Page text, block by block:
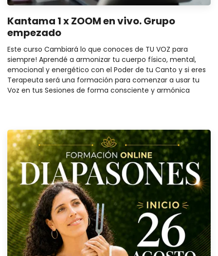
Kantama 1 x ZOOM en vivo. Grupo
empezado
Este curso Cambiará lo que conoces de TU VOZ para
siempre! Aprendé a armonizar tu cuerpo físico, mental,
emocional y energético con el Poder de tu Canto y si eres
Terapeuta será una formación para comenzar a usar tu
Voz en tus Sesiones de forma consciente y armónica